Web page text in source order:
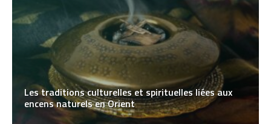
Les traditions culturelles et spirituelles liées aux
encens naturels en Orient